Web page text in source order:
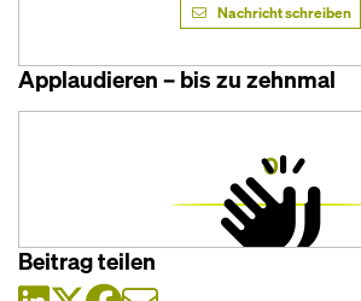
Nachricht schreiben
Applaudieren – bis zu zehnmal
0
Beitrag teilen